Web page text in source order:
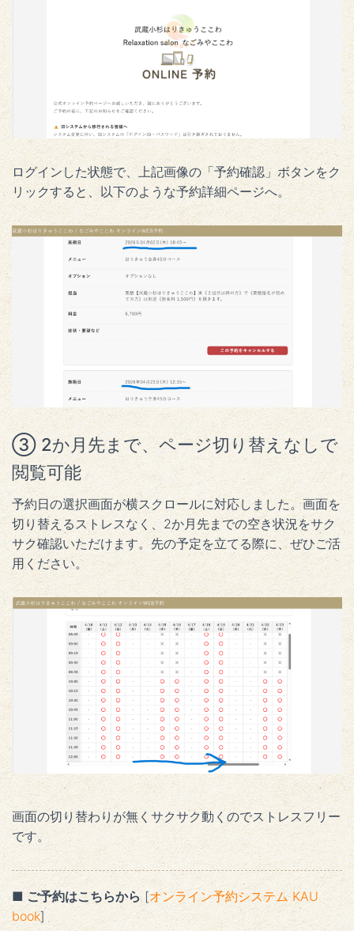
ログインした状態で、上記画像の「予約確認」ボタンをク
リックすると、以下のような予約詳細ページへ。
③ 2か月先まで、ページ切り替えなしで
閲覧可能
予約日の選択画面が横スクロールに対応しました。画面を
切り替えるストレスなく、2か月先までの空き状況をサク
サク確認いただけます。先の予定を立てる際に、ぜひご活
用ください。
画面の切り替わりが無くサクサク動くのでストレスフリー
です。
■ ご予約はこちらから[オンライン予約システム KAU
book]